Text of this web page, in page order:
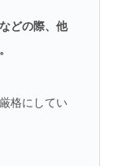
どの際、他
格にしてい